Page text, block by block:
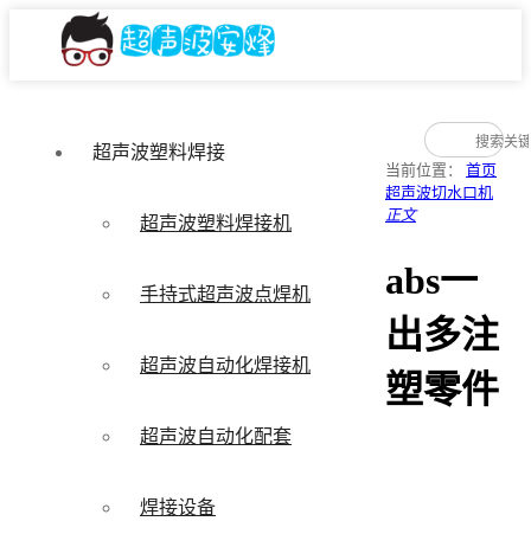
超声波塑料焊接
超声波塑料焊接机
手持式超声波点焊机
超声波自动化焊接机
超声波自动化配套
焊接设备
当前位置： 首页
超声波切水口机
正文
abs一
出多注
塑零件